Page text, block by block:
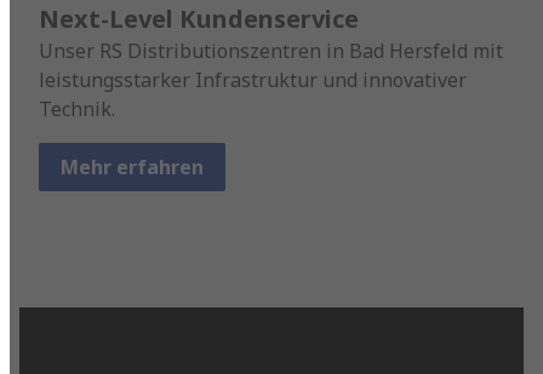
Next-Level Kundenservice
Unser RS Distributionszentren in Bad Hersfeld mit
leistungsstarker Infrastruktur und innovativer
Technik.
Mehr erfahren